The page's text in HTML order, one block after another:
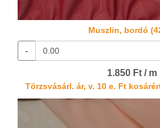
Muszlin, bordó
-
1.850 Ft / m
Törzsvásárl. ár, v. 10 e. Ft